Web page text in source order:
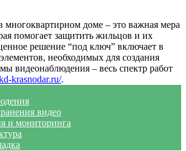
многоквартирном доме – это важная мера
помогает защитить жильцов и их
решение “под ключ” включает в
необходимых для создания
видеонаблюдения – весь спектр работ
krasnodar.ru/.
видео
и мониторинга